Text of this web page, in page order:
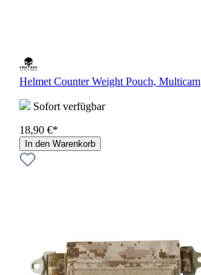
Helmet Counter Weight Pouch, Multicam
Sofort verfügbar
18,90 €*
In den Warenkorb